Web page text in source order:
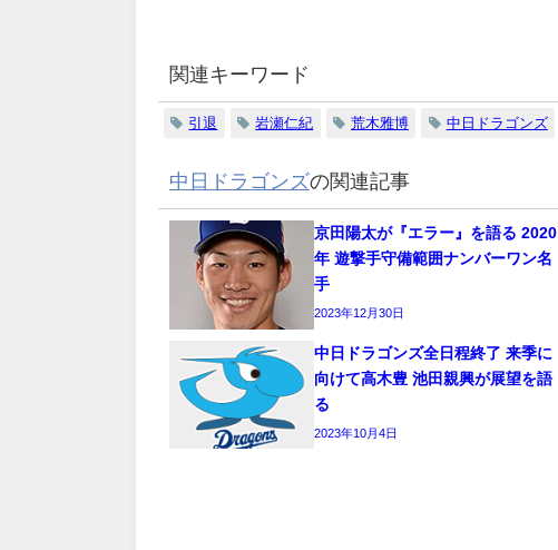
関連キーワード
引退 岩瀬仁紀 荒木雅博 中日ドラゴンズ
中日ドラゴンズの関連記事
京田陽太が『エラー』を語る 2020
年 遊撃手守備範囲ナンバーワン名
手
2023年12月30日
中日ドラゴンズ全日程終了 来季に
向けて高木豊 池田親興が展望を語
る
2023年10月4日